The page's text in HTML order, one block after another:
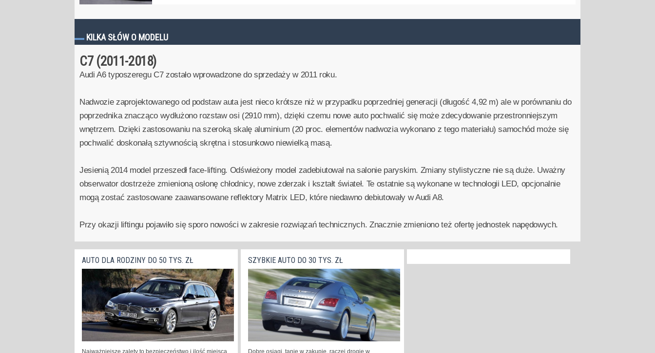
KILKA SŁÓW O MODELU
C7 (2011-2018)
Audi A6 typoszeregu C7 zostało wprowadzone do sprzedaży w 2011 roku.
Nadwozie zaprojektowanego od podstaw auta jest nieco krótsze niż w przypadku poprzedniej generacji (długość 4,92 m) ale w porównaniu do
poprzednika znacząco wydłużono rozstaw osi (2910 mm), dzięki czemu nowe auto pochwalić się może zdecydowanie przestronniejszym
wnętrzem. Dzięki zastosowaniu na szeroką skalę aluminium (20 proc. elementów nadwozia wykonano z tego materiału) samochód może się
pochwalić doskonałą sztywnością skrętna i stosunkowo niewielką masą.
Jesienią 2014 model przeszedł face-lifting. Odświeżony model zadebiutował na salonie paryskim. Zmiany stylistyczne nie są duże. Uważny
obserwator dostrzeże zmienioną osłonę chłodnicy, nowe zderzak i kształt świateł. Te ostatnie są wykonane w technologii LED, opcjonalnie
mogą zostać zastosowane zaawansowane reflektory Matrix LED, które niedawno debiutowały w Audi A8.
Przy okazji liftingu pojawiło się sporo nowości w zakresie rozwiązań technicznych. Znacznie zmieniono też ofertę jednostek napędowych.
AUTO DLA RODZINY DO 50 TYS. ZŁ
Najważniejsze zalety to bezpieczeństwo i ilość miejsca
SZYBKIE AUTO DO 30 TYS. ZŁ
Dobre osiągi, tanie w zakupie, raczej drogie w